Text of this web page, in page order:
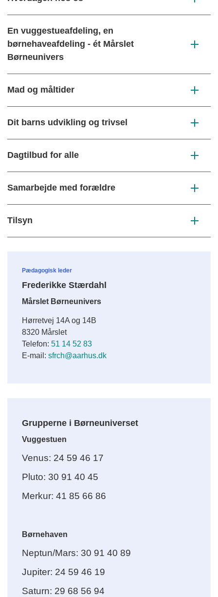
En vuggestueafdeling, en
børnehaveafdeling - ét Mårslet
Børneunivers
Mad og måltider
Dit barns udvikling og trivsel
Dagtilbud for alle
Samarbejde med forældre
Tilsyn
Pædagogisk leder
Frederikke Stærdahl
Mårslet Børneunivers
Hørretvej 14A og 14B
8320 Mårslet
Telefon: 51 14 52 83
E-mail: sfrch@aarhus.dk
Grupperne i Børneuniverset
Vuggestuen
Venus: 24 59 46 17
Pluto: 30 91 40 45
Merkur: 41 85 66 86
Børnehaven
Neptun/Mars: 30 91 40 89
Jupiter: 24 59 46 19
Saturn: 29 68 56 94